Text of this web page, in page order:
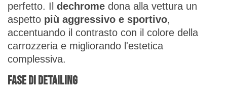
perfetto. Il dechrome dona alla vettura un
aspetto più aggressivo e sportivo,
accentuando il contrasto con il colore della
carrozzeria e migliorando l'estetica
complessiva.
Fase di Detailing